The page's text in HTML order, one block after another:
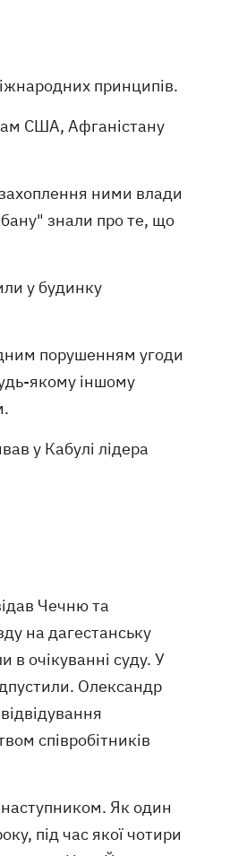
принципів.
США, Афганістану
ними влади
знали про те, що
у будинку
порушенням угоди
якому іншому
у Кабулі лідера
Чечню та
на дагестанську
в очікуванні суду. У
Олександр
співробітників
наступником. Як один
під час якої чотири